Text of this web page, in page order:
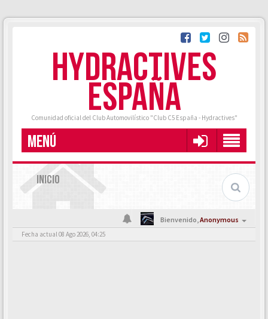
HYDRACTIVES
ESPAÑA
Comunidad oficial del Club Automovilístico "Club C5 España - Hydractives"
MENÚ
INICIO
Bienvenido,Anonymous
Fecha actual 08 Ago 2026, 04:25